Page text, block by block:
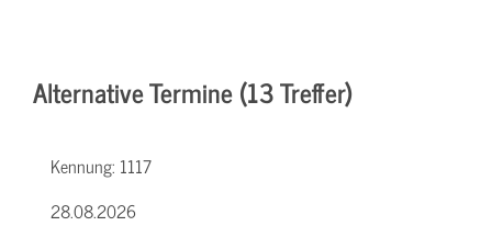
Alternative Termine (13 Treffer)
Kennung: 1117
28.08.2026